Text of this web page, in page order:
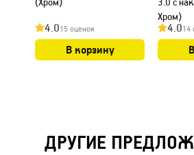
(Хром)
4.015 оценок
В корзину
3.0 с
Хром)
4.014
ДРУГИЕ